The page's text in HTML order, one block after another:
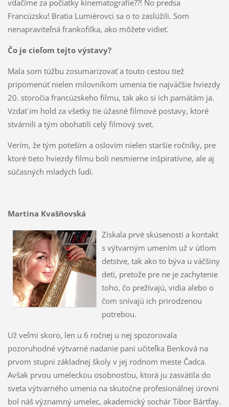
vďačíme za počiatky kinematografie??! No predsa
Francúzsku! Bratia Lumièrovci sa o to zaslúžili. Som
nenapraviteľná frankofilka, ako môžete vidieť.
Čo je cieľom tejto výstavy?
Mala som túžbu zosumarizovať a touto cestou tiež
pripomenúť nielen milovníkom umenia tie najväčšie hviezdy
20. storočia francúzskeho filmu, tak ako si ich pamätám ja.
Vzdať im hold za všetky tie úžasné filmové postavy, ktoré
stvárnili a tým obohatili celý filmový svet.
Verím, že tým poteším a oslovím nielen staršie ročníky, pre
ktoré tieto hviezdy filmu boli nesmierne inšpiratívne, ale aj
súčasných mladých ľudí.
Martina Kvašňovská
Získala prvé skúsenosti a kontakt
s výtvarným umením už v útlom
detstve, tak ako to býva u väčšiny
detí, pretože pre ne je zachytenie
toho, čo prežívajú, vidia alebo o
čom snívajú ich prirodzenou
potrebou.
Už veľmi skoro, len u 6 ročnej u nej spozorovala
pozoruhodné výtvarné nadanie pani učiteľka Benková na
prvom stupni základnej školy v jej rodnom meste Čadca.
Avšak prvou umeleckou osobnosťou, ktorá ju zasvätila do
sveta výtvarného umenia na skutočne profesionálnej úrovni
bol náš významný umelec, akademický sochár Tibor Bártfay.